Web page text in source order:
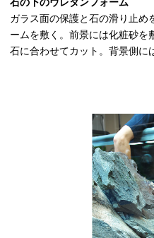
ガラス面の保護と石の滑り止め
ームを敷く。前景には化粧砂
石に合わせてカット。背景側に